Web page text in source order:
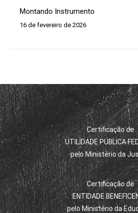
Montando Instrumento
16 de fevereiro de 2026
Certificação de
UTILIDADE PÚBLICA
pelo Ministério da
Certificação de
ENTIDADE
pelo Ministério da